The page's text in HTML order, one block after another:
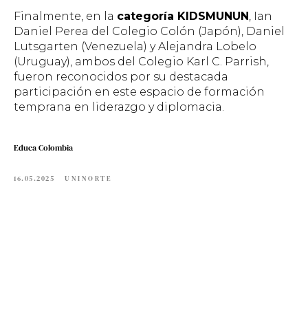
Finalmente, en la categoría KIDSMUNUN , Ian
Daniel Perea del Colegio Colón (Japón), Daniel
Lutsgarten (Venezuela) y Alejandra Lobelo
(Uruguay), ambos del Colegio Karl C. Parrish,
fueron reconocidos por su destacada
participación en este espacio de formación
temprana en liderazgo y diplomacia.
Educa Colombia
16.05.2025 UNINORTE